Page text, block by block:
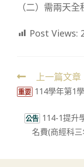
（二）需兩天
Post Views:
Read
more
上一篇文章
重要 114學年第1
公告 114-1提升
名費(商經科